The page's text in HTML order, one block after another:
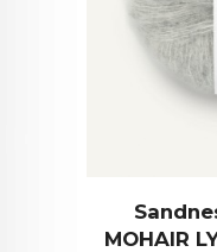
MOHAIR